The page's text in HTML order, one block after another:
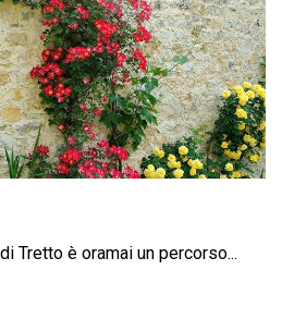
Tretto è oramai un percorso...